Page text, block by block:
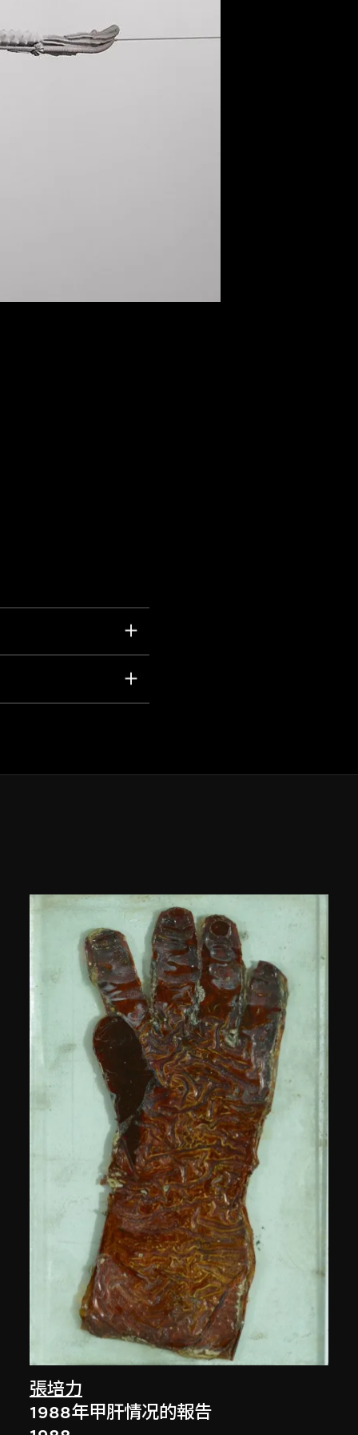
張培力
1988年甲肝情况的報告